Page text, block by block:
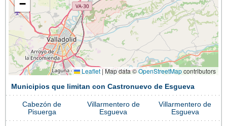
−
Leaflet |Map data ©OpenStreetMapcontributors
Municipios que limitan con Castronuevo de Esgueva
Cabezón de
Pisuerga
Villarmentero de
Esgueva
Villarmentero de
Esgueva